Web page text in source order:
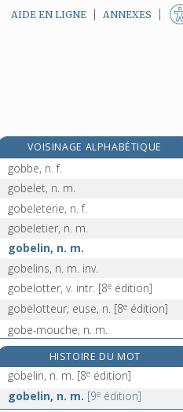
AIDE EN LIGNE ANNEXES
VOISINAGE ALPHABÉTIQUE
goal, n.
gobbe, n. f.
gobelet, n. m.
gobeleterie, n. f.
gobeletier, n. m.
gobelin, n. m.
gobelins, n. m. inv.
gobelotter, v. intr. [8e édition]
gobelotteur, euse, n. [8e édition]
gobe-mouche, n. m.
gober, v. tr.
goberge, n. f.
goberger (se), v. pron.
e
HISTOIRE DU MOT
gobelin, n. m. [8e édition]
gobelin, n. m. [9e édition]